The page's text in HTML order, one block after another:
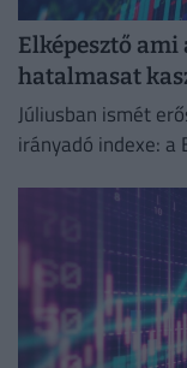
Elképesztő
hatalmasat
Júliusban ismét
irányadó indexe: a